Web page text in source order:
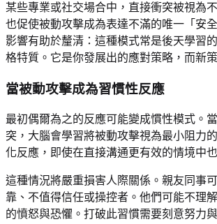
某些專業或社交場合中，直接衝突被視為
也促使被動攻擊成為表達不滿的唯一「安
影響有助於釐清：這種模式常是後天學習
格特質。它是你發展出的應對策略，而新
當被動攻擊成為習慣性反應
最初偶爾為之的反應可能變成慣性模式。
突，大腦會學習將被動攻擊視為最小阻力
化反應，即使在直接溝通更有效的情境中
這種情況將嚴重損害人際關係。親友同事
靠、不值得信任或操控者。他們可能不理
的憤怒與恐懼。打破此習慣需要刻意努力